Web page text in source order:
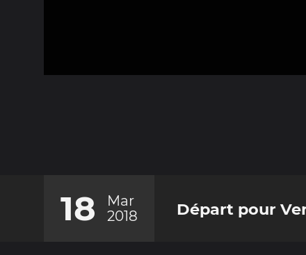
18
Mar
2018
Départ pour